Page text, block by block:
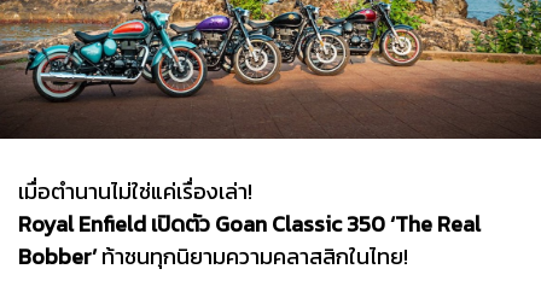
เมื่อตำนานไม่ใช่แค่เรื่องเล่า!
Royal Enfield เปิดตัว Goan Classic 350 ‘The Real
Bobber’ท้าชนทุกนิยามความคลาสสิกในไทย!